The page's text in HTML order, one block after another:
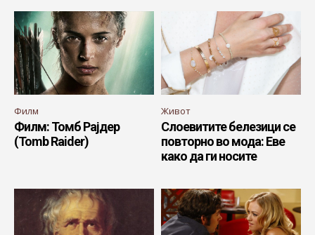
Филм
Филм: Томб Рајдер
(Tomb Raider)
Живот
Слоевитите белезици се
повторно во мода: Еве
како да ги носите